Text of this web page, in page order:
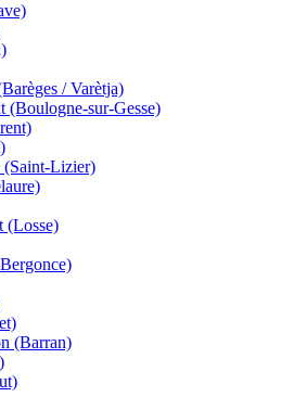
/ Varètja)
(Boulogne-sur-Gesse)
(Saint-Lizier)
(Losse)
(Barran)